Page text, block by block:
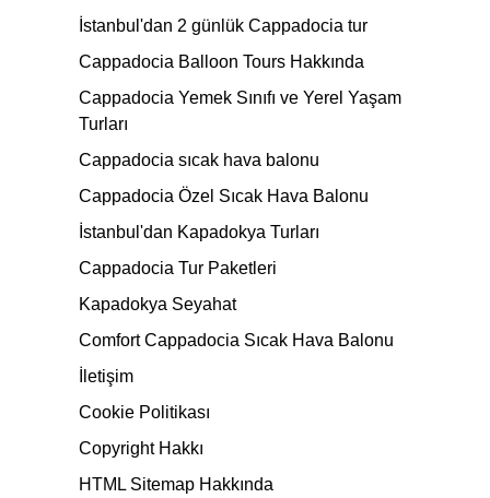
İstanbul'dan 2 günlük Cappadocia tur
Cappadocia Balloon Tours Hakkında
Cappadocia Yemek Sınıfı ve Yerel Yaşam
Turları
Cappadocia sıcak hava balonu
Cappadocia Özel Sıcak Hava Balonu
İstanbul'dan Kapadokya Turları
Cappadocia Tur Paketleri
Kapadokya Seyahat
Comfort Cappadocia Sıcak Hava Balonu
İletişim
Cookie Politikası
Copyright Hakkı
HTML Sitemap Hakkında